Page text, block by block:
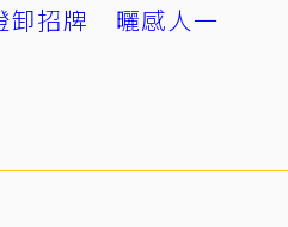
卸招牌 曬感人一